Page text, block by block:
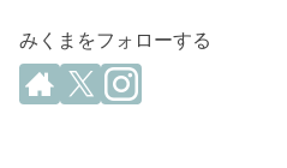
みくまをフォローする